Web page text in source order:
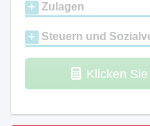
Zulagen
Steuern und
Klicken